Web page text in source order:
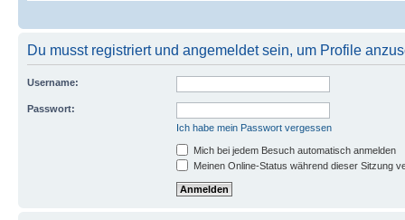
Du musst registriert und angemeldet sein, um Profile
Username:
Passwort:
Ich habe mein Passwort vergessen
Mich bei jedem Besuch automatisch anmelden
Meinen Online-Status während dieser Sitzung